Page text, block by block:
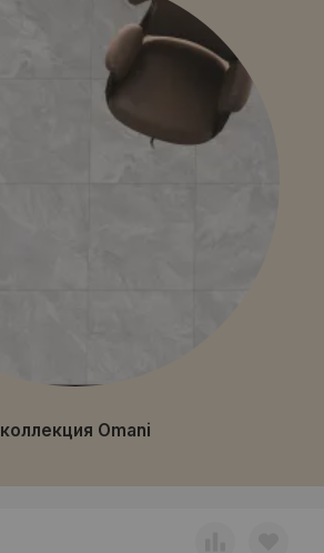
коллекция Omani